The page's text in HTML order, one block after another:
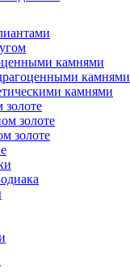
камнями
камнями
камнями
золоте
золоте
золоте